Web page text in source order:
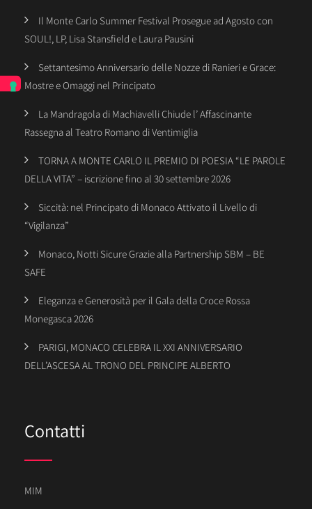
Il Monte Carlo Summer Festival Prosegue ad Agosto con
SOUL!, LP, Lisa Stansfield e Laura Pausini
Settantesimo Anniversario delle Nozze di Ranieri e Grace:
Mostre e Omaggi nel Principato
La Mandragola di Machiavelli Chiude l’ Affascinante
Rassegna al Teatro Romano di Ventimiglia
TORNA A MONTE CARLO IL PREMIO DI POESIA “LE PAROLE
DELLA VITA” – iscrizione fino al 30 settembre 2026
Siccità: nel Principato di Monaco Attivato il Livello di
“Vigilanza”
Monaco, Notti Sicure Grazie alla Partnership SBM – BE
SAFE
Eleganza e Generosità per il Gala della Croce Rossa
Monegasca 2026
PARIGI, MONACO CELEBRA IL XXI ANNIVERSARIO
DELL’ASCESA AL TRONO DEL PRINCIPE ALBERTO
Contatti
MIM